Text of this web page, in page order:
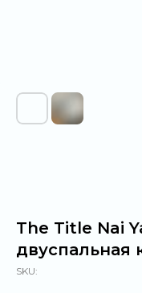
The Title Nai
двуспальная
SKU: